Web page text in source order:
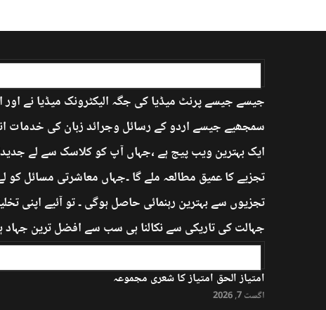
جیسے جیسے پرنٹ میڈیا کی جگہ الیکٹرونک میڈیا نے
سمجھیے جیسے اردو کے رسائل وجرائد زبان کی خدمات
ایک بہترین ویب پیج ہے ،جہاں آپ کو کلاسک سے لے
تجزیے کا عمیق مطالعہ ملے گا ۔جہاں معاشرتی مسائل
تجزیوں سے بہترین رہنمائی حاصل ہوگی ۔ تو آئیے اپنی
جہالت کی تاریکی سے نکالنا ہی سب سے افضل ترین جہاد
امتیاز الحق امتیاز کا شعری مجموعہ
اگست 7, 2026